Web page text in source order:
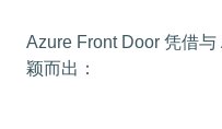
Azure Front Door 凭借
颖而出：